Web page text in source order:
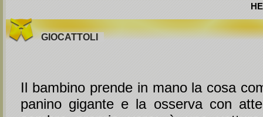
GIOCATTOLI
Il bambino prende in mano la cosa
panino gigante e la osserva con